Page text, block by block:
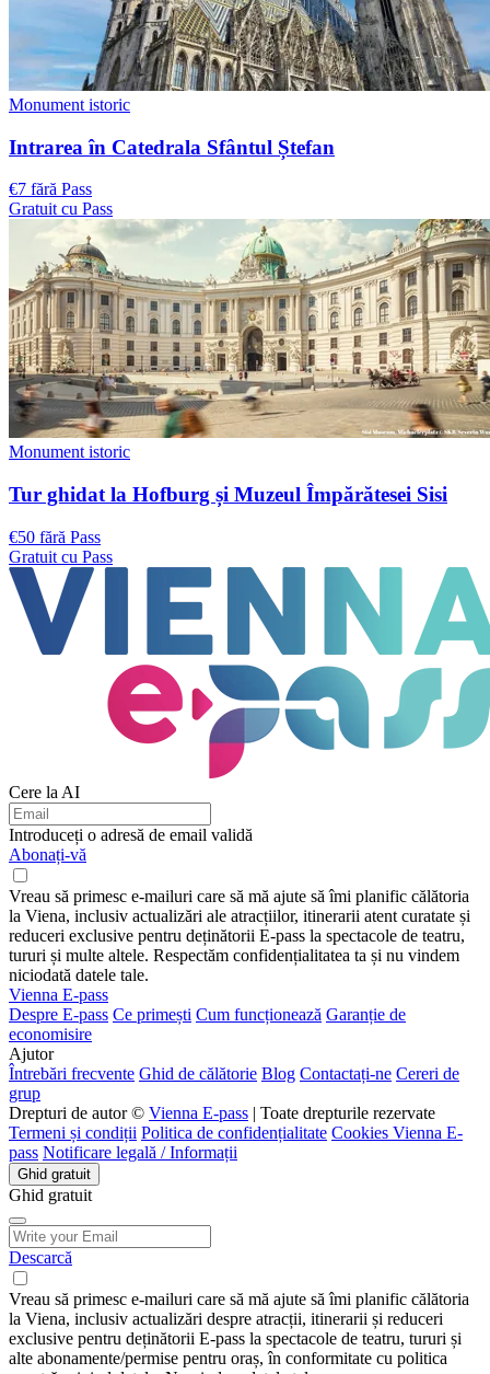
Monument istoric
Intrarea în Catedrala Sfântul Ștefan
€7 fără Pass
Gratuit cu Pass
Monument istoric
Tur ghidat la Hofburg și Muzeul Împărătesei Sisi
€50 fără Pass
Gratuit cu Pass
Cere la AI
Introduceți o adresă de email validă
Abonați-vă
Vreau să primesc e-mailuri care să mă ajute să îmi planific călătoria
la Viena, inclusiv actualizări ale atracțiilor, itinerarii atent curatate și
reduceri exclusive pentru deținătorii E-pass la spectacole de teatru,
tururi și multe altele. Respectăm confidențialitatea ta și nu vindem
niciodată datele tale.
Vienna E-pass
Despre E-pass Ce primești Cum funcționează Garanție de
economisire
Ajutor
Întrebări frecvente Ghid de călătorie Blog Contactați-ne Cereri de
grup
Drepturi de autor © Vienna E-pass | Toate drepturile rezervate
Termeni și condiții Politica de confidențialitate Cookies Vienna E-
pass Notificare legală / Informații
Ghid gratuit
Ghid gratuit
Descarcă
Vreau să primesc e-mailuri care să mă ajute să îmi planific călătoria
la Viena, inclusiv actualizări despre atracții, itinerarii și reduceri
exclusive pentru deținătorii E-pass la spectacole de teatru, tururi și
alte abonamente/permise pentru oraș, în conformitate cu politica